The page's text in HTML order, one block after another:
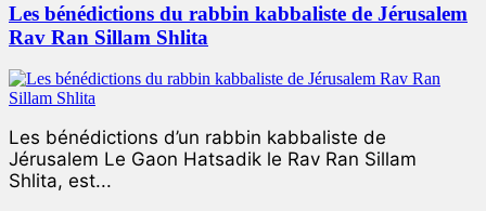
Les bénédictions du rabbin kabbaliste de Jérusalem
Rav Ran Sillam Shlita
Les bénédictions d’un rabbin kabbaliste de
Jérusalem Le Gaon Hatsadik le Rav Ran Sillam
Shlita, est...